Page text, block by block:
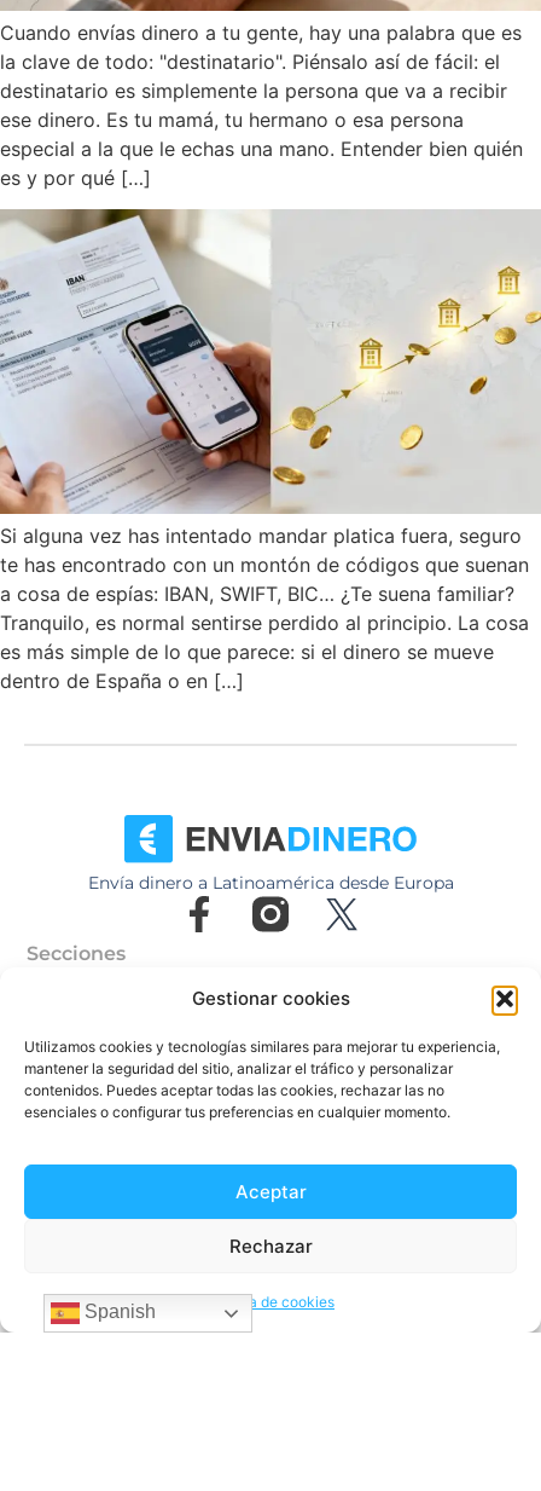
Gestionar cookies
Utilizamos cookies y tecnologías similares para mejorar tu experiencia,
mantener la seguridad del sitio, analizar el tráfico y personalizar
contenidos. Puedes aceptar todas las cookies, rechazar las no
esenciales o configurar tus preferencias en cualquier momento.
Aceptar
Rechazar
Política de cookies
Cuando envías dinero a tu gente, hay una palabra que es
la clave de todo: "destinatario". Piénsalo así de fácil: el
destinatario es simplemente la persona que va a recibir
ese dinero. Es tu mamá, tu hermano o esa persona
especial a la que le echas una mano. Entender bien quién
es y por qué […]
Si alguna vez has intentado mandar platica fuera, seguro
te has encontrado con un montón de códigos que suenan
a cosa de espías: IBAN, SWIFT, BIC… ¿Te suena familiar?
Tranquilo, es normal sentirse perdido al principio. La cosa
es más simple de lo que parece: si el dinero se mueve
dentro de España o en […]
Envía dinero a Colombia
Envía dinero a Venezuela
Envía dinero a Latinoamérica desde Europa
Secciones
Cómo funciona
Blog
Ayuda
Quiénes somos
Spanish